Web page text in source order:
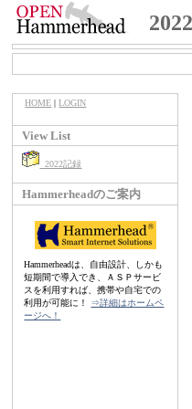
HOME |LOGIN
View List
2022記録
Hammerheadのご案内
Hammerheadは、自由設計、しかも
短期間で導入でき、ＡＳＰサービ
スを利用すれば、携帯や自宅での
利用が可能に！ ⇒詳細はホームペ
ージへ！